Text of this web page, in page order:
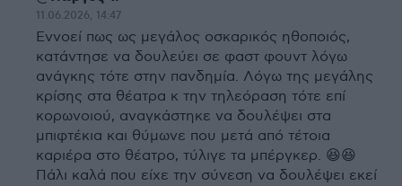
11.06.2026, 14:47
Εννοεί πως ως μεγάλος οσκαρικός ηθοποιός,
κατάντησε να δουλεύει σε φαστ φουντ λόγω
ανάγκης τότε στην πανδημία. Λόγω της μεγάλης
κρίσης στα θέατρα κ την τηλεόραση τότε επί
κορωνοιού, αναγκάστηκε να δουλέψει στα
μπιφτέκια και θύμωνε που μετά από τέτοια
καριέρα στο θέατρο, τύλιγε τα μπέργκερ. 😆😆
Πάλι καλά που είχε την σύνεση να δουλέψει εκεί